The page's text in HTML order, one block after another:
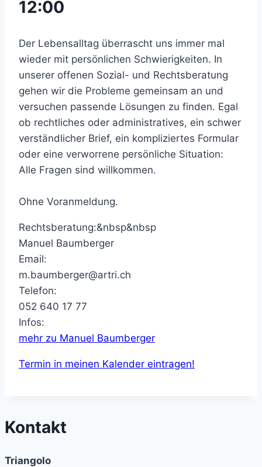
12:00
Der Lebensalltag überrascht uns immer mal
wieder mit persönlichen Schwierigkeiten. In
unserer offenen Sozial- und Rechtsberatung
gehen wir die Probleme gemeinsam an und
versuchen passende Lösungen zu finden. Egal
ob rechtliches oder administratives, ein schwer
verständlicher Brief, ein kompliziertes Formular
oder eine verworrene persönliche Situation:
Alle Fragen sind willkommen.
Ohne Voranmeldung.
Rechtsberatung:&nbsp&nbsp
Manuel Baumberger
Email:
m.baumberger@artri.ch
Telefon:
052 640 17 77
Infos:
mehr zu Manuel Baumberger
Termin in meinen Kalender eintragen!
Kontakt
Triangolo